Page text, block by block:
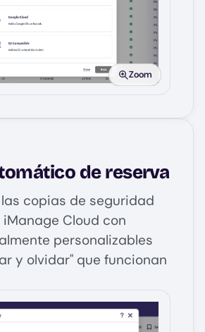
Zoom
de reserva
copias de seguridad
Cloud con
personalizables
y olvidar" que funcionan